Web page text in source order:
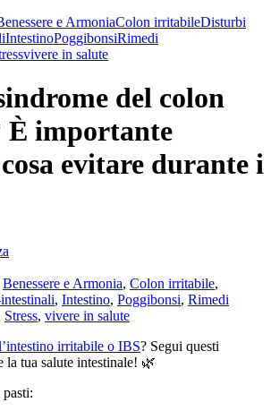
e ArmoniaColon irritabileDisturbi
IntestinoPoggibonsiRimedi
vivere in salute
del colon
importante
cosa evitare durante i
Benessere e Armonia, Colon irritabile,
, Intestino, Poggibonsi, Rimedi
Stress, vivere in salute
irritabile o IBS? Segui questi
tua salute intestinale! 🌿